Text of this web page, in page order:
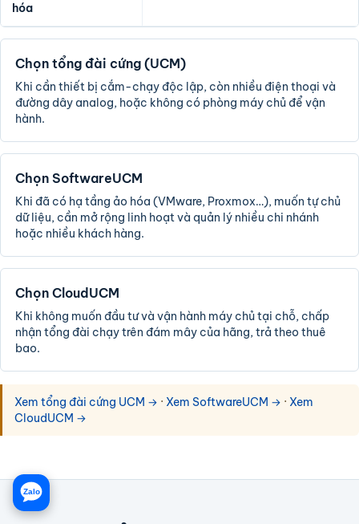
hóa
Chọn tổng đài cứng (UCM)
Khi cần thiết bị cắm-chạy độc lập, còn nhiều điện thoại và
đường dây analog, hoặc không có phòng máy chủ để vận
hành.
Chọn SoftwareUCM
Khi đã có hạ tầng ảo hóa (VMware, Proxmox…), muốn tự chủ
dữ liệu, cần mở rộng linh hoạt và quản lý nhiều chi nhánh
hoặc nhiều khách hàng.
Chọn CloudUCM
Khi không muốn đầu tư và vận hành máy chủ tại chỗ, chấp
nhận tổng đài chạy trên đám mây của hãng, trả theo thuê
bao.
Xem tổng đài cứng UCM → · Xem SoftwareUCM → · Xem
CloudUCM →
Zalo